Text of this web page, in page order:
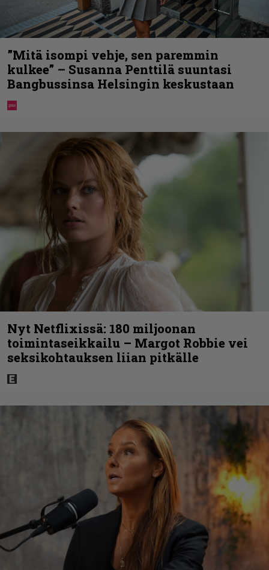
”Mitä isompi vehje, sen paremmin
kulkee” – Susanna Penttilä suuntasi
Bangbussinsa Helsingin keskustaan
Nyt Netflixissä: 180 miljoonan
toimintaseikkailu – Margot Robbie vei
seksikohtauksen liian pitkälle